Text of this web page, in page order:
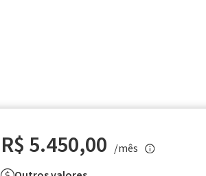
R$ 5.450,00 /mês